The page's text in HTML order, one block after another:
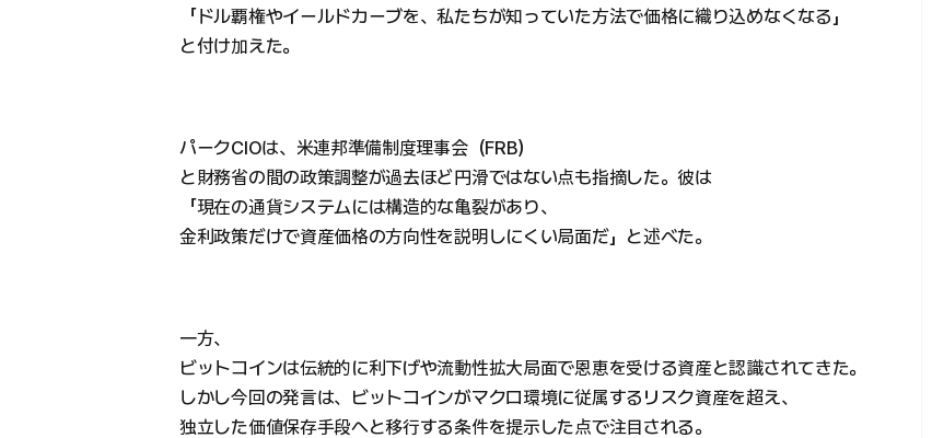
「ドル覇権やイールドカーブを、私たちが知っていた方法で価格に織り込めなくなる」
と付け加えた。
パークCIOは、米連邦準備制度理事会（FRB）
と財務省の間の政策調整が過去ほど円滑ではない点も指摘した。彼は
「現在の通貨システムには構造的な亀裂があり、
金利政策だけで資産価格の方向性を説明しにくい局面だ」と述べた。
一方、
ビットコインは伝統的に利下げや流動性拡大局面で恩恵を受ける資産と認識されてきた。
しかし今回の発言は、ビットコインがマクロ環境に従属するリスク資産を超え、
独立した価値保存手段へと移行する条件を提示した点で注目される。